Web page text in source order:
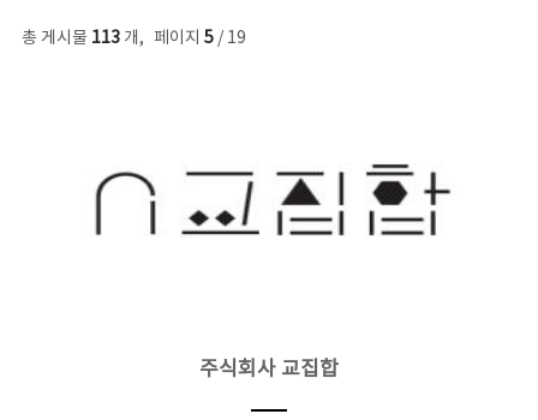
총 게시물 113개, 페이지 5/ 19
주식회사 교집합